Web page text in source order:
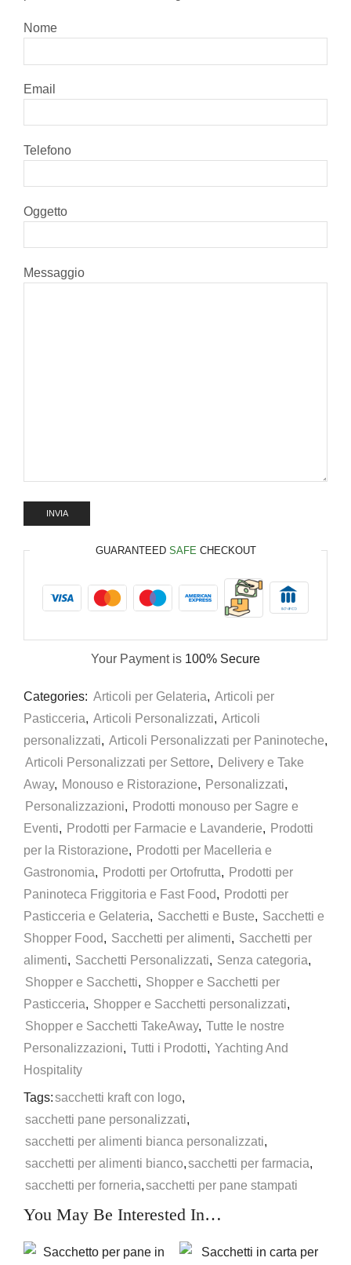
Nome
Email
Telefono
Oggetto
Messaggio
GUARANTEED SAFE CHECKOUT
Your Payment is 100% Secure
Categories: Articoli per Gelateria, Articoli per
Pasticceria, Articoli Personalizzati, Articoli
personalizzati, Articoli Personalizzati per Paninoteche,
Articoli Personalizzati per Settore, Delivery e Take
Away, Monouso e Ristorazione, Personalizzati,
Personalizzazioni, Prodotti monouso per Sagre e
Eventi, Prodotti per Farmacie e Lavanderie, Prodotti
per la Ristorazione, Prodotti per Macelleria e
Gastronomia, Prodotti per Ortofrutta, Prodotti per
Paninoteca Friggitoria e Fast Food, Prodotti per
Pasticceria e Gelateria, Sacchetti e Buste, Sacchetti e
Shopper Food, Sacchetti per alimenti, Sacchetti per
alimenti, Sacchetti Personalizzati, Senza categoria,
Shopper e Sacchetti, Shopper e Sacchetti per
Pasticceria, Shopper e Sacchetti personalizzati,
Shopper e Sacchetti TakeAway, Tutte le nostre
Personalizzazioni, Tutti i Prodotti, Yachting And
Hospitality
Tags:sacchetti kraft con logo,
sacchetti pane personalizzati,
sacchetti per alimenti bianca personalizzati,
sacchetti per alimenti bianco,sacchetti per farmacia,
sacchetti per forneria,sacchetti per pane stampati
You May Be Interested In…